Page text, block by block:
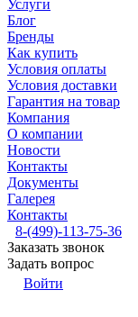
Услуги
Блог
Бренды
Как купить
Условия оплаты
Условия доставки
Гарантия на товар
Компания
О компании
Новости
Контакты
Документы
Галерея
Контакты
8-(499)-113-75-36
Заказать звонок
Задать вопрос
Войти